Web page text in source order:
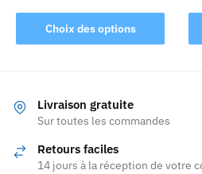
produit
Choix des options
Ce
produit
variations.
Les
peuvent
Livraison gratuite
Sur toutes les commandes
Retours faciles
14 jours à la réception de votre